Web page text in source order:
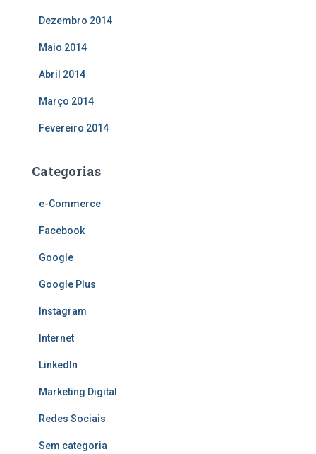
Dezembro 2014
Maio 2014
Abril 2014
Março 2014
Fevereiro 2014
Categorias
e-Commerce
Facebook
Google
Google Plus
Instagram
Internet
LinkedIn
Marketing Digital
Redes Sociais
Sem categoria